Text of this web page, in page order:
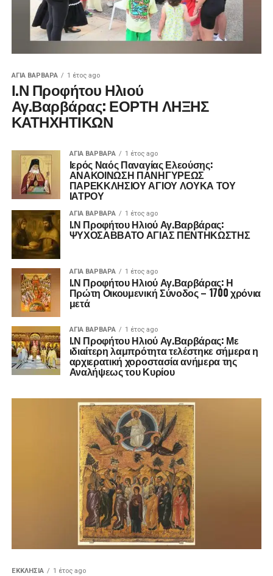
ΑΓΙΑ ΒΑΡΒΑΡΑ 1 έτος ago
Ι.Ν Προφήτου Ηλιού
Αγ.Βαρβάρας: ΕΟΡΤΗ ΛΗΞΗΣ
ΚΑΤΗΧΗΤΙΚΩΝ
ΑΓΙΑ ΒΑΡΒΑΡΑ 1 έτος ago
Ιερός Ναός Παναγίας Ελεούσης:
ΑΝΑΚΟΙΝΩΣΗ ΠΑΝΗΓΥΡΕΩΣ
ΠΑΡΕΚΚΛΗΣΙΟΥ ΑΓΙΟΥ ΛΟΥΚΑ ΤΟΥ
ΙΑΤΡΟΥ
ΑΓΙΑ ΒΑΡΒΑΡΑ 1 έτος ago
Ι.Ν Προφήτου Ηλιού Αγ.Βαρβάρας:
ΨΥΧΟΣΑΒΒΑΤΟ ΑΓΙΑΣ ΠΕΝΤΗΚΩΣΤΗΣ
ΑΓΙΑ ΒΑΡΒΑΡΑ 1 έτος ago
Ι.Ν Προφήτου Ηλιού Αγ.Βαρβάρας: Η
Πρώτη Οικουμενική Σύνοδος – 1700 χρόνια
μετά
ΑΓΙΑ ΒΑΡΒΑΡΑ 1 έτος ago
Ι.Ν Προφήτου Ηλιού Αγ.Βαρβάρας: Με
ιδιαίτερη λαμπρότητα τελέστηκε σήμερα η
αρχιερατική χοροστασία ανήμερα της
Αναλήψεως του Κυρίου
ΕΚΚΛΗΣΊΑ 1 έτος ago